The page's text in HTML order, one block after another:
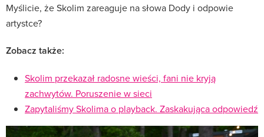
Myślicie, że Skolim zareaguje na słowa Dody i odpowie
artystce?
Zobacz także:
Skolim przekazał radosne wieści, fani nie kryją
zachwytów. Poruszenie w sieci
Zapytaliśmy Skolima o playback. Zaskakująca odpowiedź